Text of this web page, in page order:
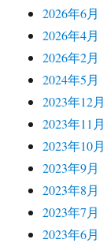
2026年6月
2026年4月
2026年2月
2024年5月
2023年12月
2023年11月
2023年10月
2023年9月
2023年8月
2023年7月
2023年6月